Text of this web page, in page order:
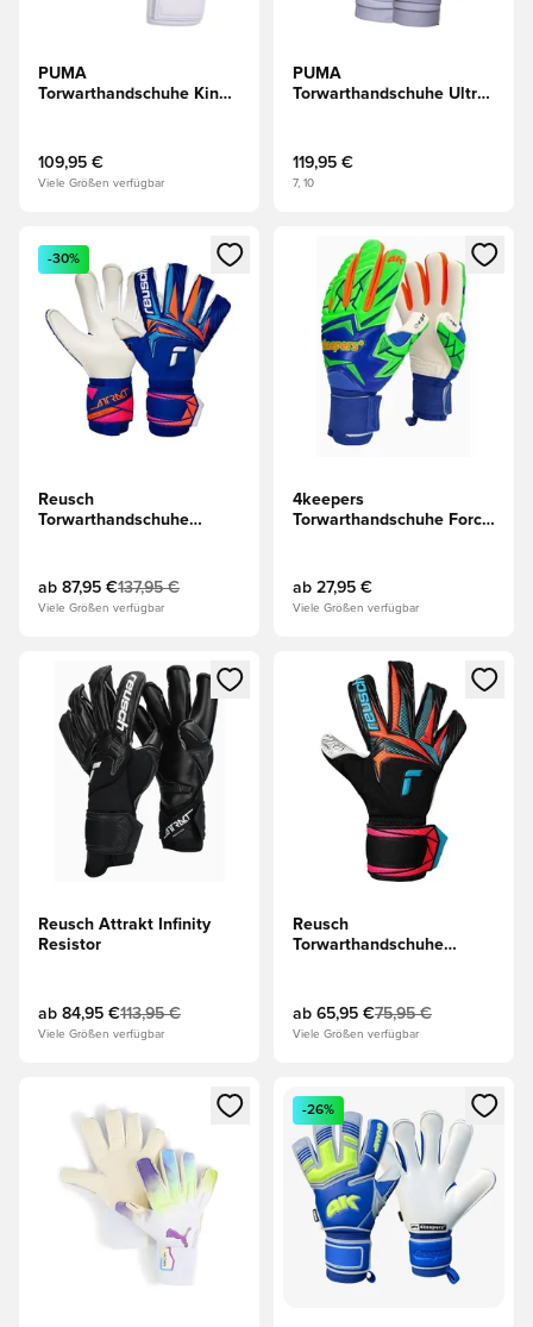
PUMA
Torwarthandschuhe King
Grün
109,95 €
Viele Größen verfügbar
PUMA
Torwarthandschuhe Ultra
119,95 €
7, 10
Öffnet ein neues Fenster zum Anmelden oder Registrieren
-30%
Reusch
Torwarthandschuhe
ab 87,95 €137,95 €
Viele Größen verfügbar
Öffnet ein neues Fenster
4keepers
Torwarthandschuhe Force
ab 27,95 €
Viele Größen verfügbar
Öffnet ein neues Fenster zum Anmelden oder Registrieren
Reusch Attrakt Infinity
Resistor
ab 84,95 €113,95 €
Viele Größen verfügbar
Öffnet ein neues Fenster
Reusch
Torwarthandschuhe
Schwarz/Blau/Orange
ab 65,95 €75,95 €
Viele Größen verfügbar
Öffnet ein neues Fenster zum Anmelden oder Registrieren
Öffnet ein neues Fenster
-26%